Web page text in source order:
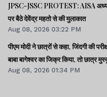
JPSC-JSSC PROTEST: AISA
पर बैठे देवेंद्र महतो से की मुलाकात
Aug 08, 2026 03:22 PM
पीएम मोदी ने छात्रों से कहा, जिंदगी की
बाबा बागेश्वर का जिक्र किया, तो छात्र
Aug 08, 2026 01:34 PM